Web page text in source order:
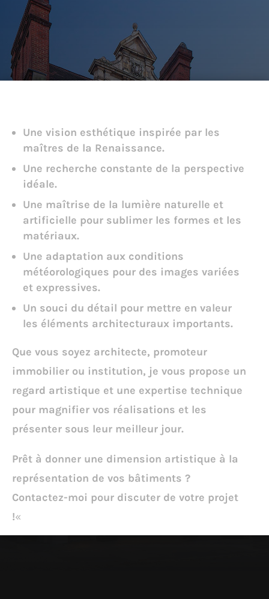
Une vision esthétique inspirée par les
maîtres de la Renaissance.
Une recherche constante de la perspective
idéale.
Une maîtrise de la lumière naturelle et
artificielle pour sublimer les formes et les
matériaux.
Une adaptation aux conditions
météorologiques pour des images variées
et expressives.
Un souci du détail pour mettre en valeur
les éléments architecturaux importants.
Que vous soyez architecte, promoteur
immobilier ou institution, je vous propose un
regard artistique et une expertise technique
pour magnifier vos réalisations et les
présenter sous leur meilleur jour.
Prêt à donner une dimension artistique à la
représentation de vos bâtiments ?
Contactez-moi pour discuter de votre projet
!«